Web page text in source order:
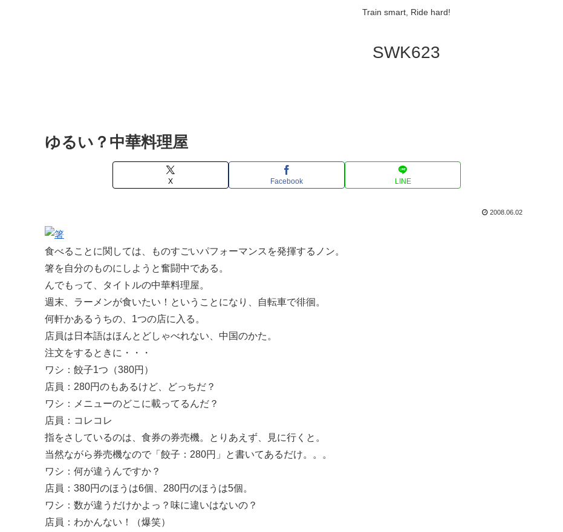
Train smart, Ride hard!
SWK623
ゆるい？中華料理屋
X Facebook LINE
2008.06.02
食べることに関しては、ものすごいパフォーマンスを発揮するノン。
箸を自分のものにしようと奮闘中である。
んでもって、タイトルの中華料理屋。
週末、ラーメンが食いたい！ということになり、自転車で徘徊。
何軒かあるうちの、1つの店に入る。
店員は日本語はほんとどしゃべれない、中国のかた。
注文をするときに・・・
ワシ：餃子1つ（380円）
店員：280円のもあるけど、どっちだ？
ワシ：メニューのどこに載ってるんだ？
店員：コレコレ
指をさしているのは、食券の券売機。とりあえず、見に行くと。
当然ながら券売機なので「餃子：280円」と書いてあるだけ。。。
ワシ：何が違うんですか？
店員：380円のほうは6個、280円のほうは5個。
ワシ：数が違うだけかよっ？味に違いはないの？
店員：わかんない！（爆笑）